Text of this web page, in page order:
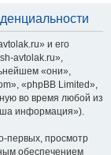
и его
avtolak.ru»,
«они»,
«phpBB Limited»,
во время любой из
информация»).
первых, просмотр
обеспечением